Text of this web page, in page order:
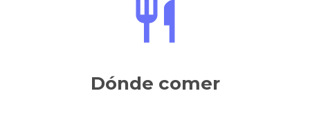
Dónde comer